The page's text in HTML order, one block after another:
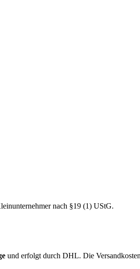
nach §19 (1) UStG.
und erfolgt durch DHL. Die